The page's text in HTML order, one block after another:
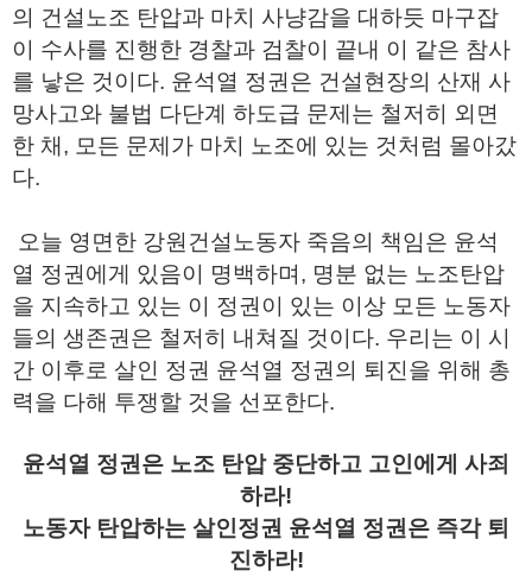
의 건설노조 탄압과 마치 사냥감을 대하듯 마구잡
이 수사를 진행한 경찰과 검찰이 끝내 이 같은 참사
를 낳은 것이다. 윤석열 정권은 건설현장의 산재 사
망사고와 불법 다단계 하도급 문제는 철저히 외면
한 채, 모든 문제가 마치 노조에 있는 것처럼 몰아갔
다.
오늘 영면한 강원건설노동자 죽음의 책임은 윤석
열 정권에게 있음이 명백하며, 명분 없는 노조탄압
을 지속하고 있는 이 정권이 있는 이상 모든 노동자
들의 생존권은 철저히 내쳐질 것이다. 우리는 이 시
간 이후로 살인 정권 윤석열 정권의 퇴진을 위해 총
력을 다해 투쟁할 것을 선포한다.
윤석열 정권은 노조 탄압 중단하고 고인에게 사죄
하라!
노동자 탄압하는 살인정권 윤석열 정권은 즉각 퇴
진하라!